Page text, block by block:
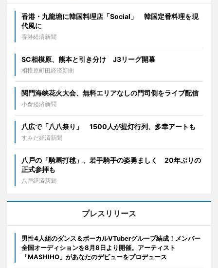
香港・九龍塘に韓国料理店「Social」 韓国定番料理を現
代風に
香港経済新聞
SC相模原、熊本と引き分け J3リーグ開幕
相模原町田経済新聞
関門海峡花火大会、無料エリアなしの門司側をライブ配信
小倉経済新聞
八広で「八八祭り」 1500人が提灯行列、多幸アートも
すみだ経済新聞
八戸の「騎馬打毬」、若手騎手の姿勇ましく 20年ぶりの
正式参拝も
八戸経済新聞
プレスリリース
男性4人組のダンス＆ボーカルVTuberグループ結成！メンバー
全国オーディションを8月8日より開催。アーティスト
「MASHIHO」があなたのデビューをプロデュース